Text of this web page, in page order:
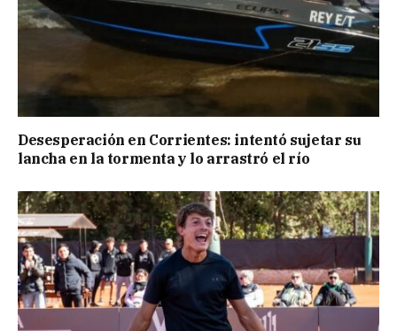
Desesperación en Corrientes: intentó sujetar su
lancha en la tormenta y lo arrastró el río